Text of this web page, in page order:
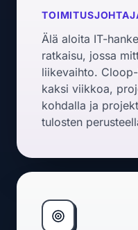
Älä aloita IT-
ratkaisu, jossa
liikevaihto.
kaksi viikkoa,
kohdalla ja
tulosten